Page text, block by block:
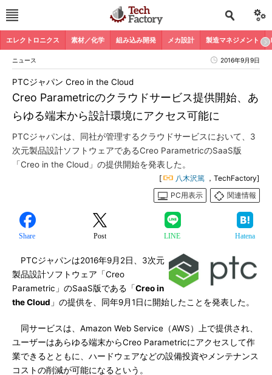
エレクトロニクス 素材／化学 組み込み開発 メカ設計 製造マネジメント
ニュース 2016年9月9日
Creo Parametricのクラウドサービス提供開始、あ
らゆる端末から設計環境にアクセス可能に
PTCジャパン Creo in the Cloud
PTCジャパンは、同社が管理するクラウドサービスにおいて、3
次元製品設計ソフトウェアであるCreo ParametricのSaaS版
「Creo in the Cloud」の提供開始を発表した。
[ 八木沢篤 ，TechFactory]
PC用表示
関連情報
Share Post LINE Hatena
PTCジャパンは2016年9月2日、3次元
製品設計ソフトウェア「Creo
Parametric」のSaaS版である「Creo in
the Cloud 」の提供を、同年9月1日に開始したことを発表した。
同サービスは、Amazon Web Service（AWS）上で提供され、
ユーザーはあらゆる端末からCreo Parametricにアクセスして作
業できるとともに、ハードウェアなどの設備投資やメンテナンス
コストの削減が可能になるという。